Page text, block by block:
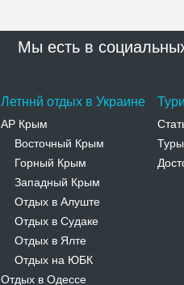
Мы есть в
Летннй отдых в Украине
АР Крым
Восточный Крым
Горный Крым
Западный Крым
Отдых в Алуште
Отдых в Судаке
Отдых в Ялте
Отдых на ЮБК
Отдых в Одессе
Туры